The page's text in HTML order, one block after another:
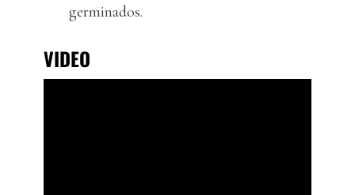
germinados.
VIDEO